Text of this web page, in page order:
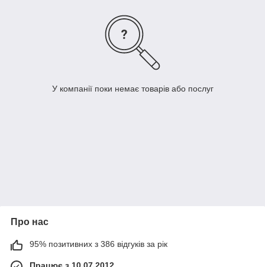
У компанії поки немає товарів або послуг
Про нас
95% позитивних з 386 відгуків за рік